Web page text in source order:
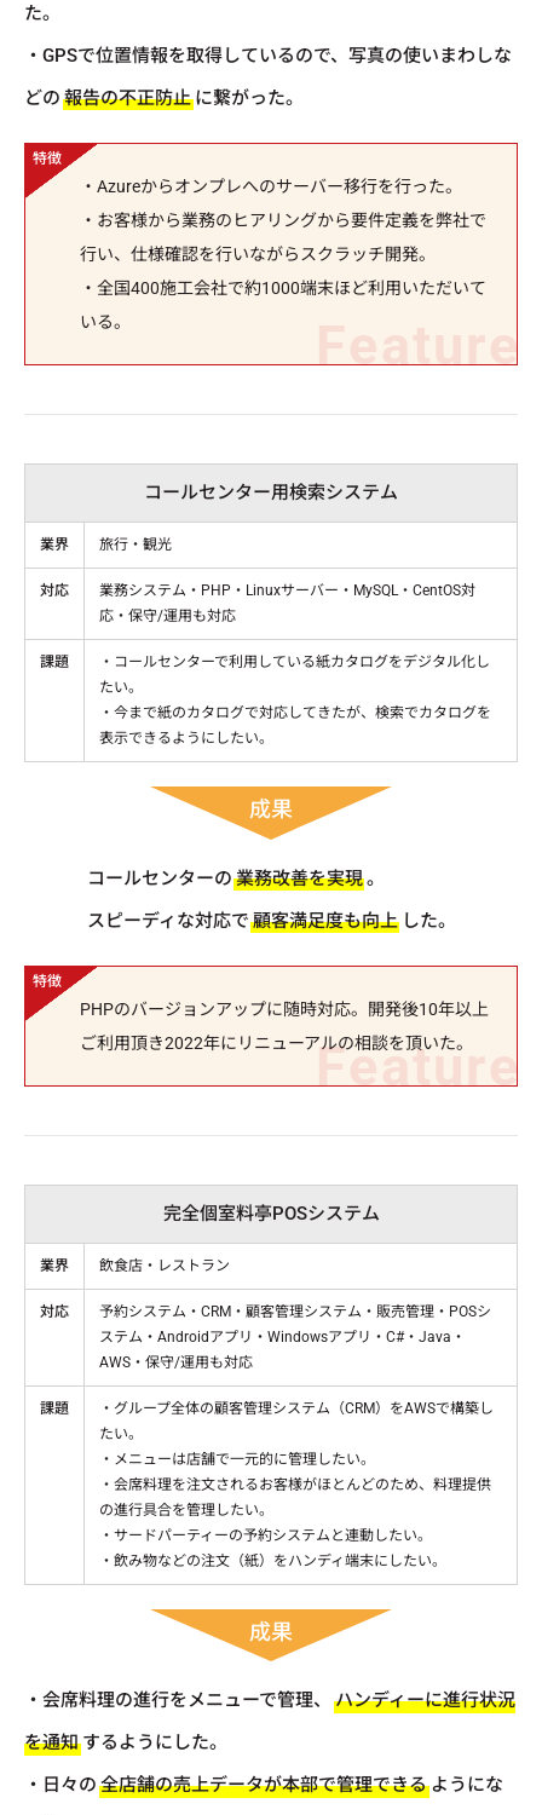
た。
・GPSで位置情報を取得しているので、写真の使いまわしな
どの 報告の不正防止 に繋がった。
・Azureからオンプレへのサーバー移行を行った。
・お客様から業務のヒアリングから要件定義を弊社で
行い、仕様確認を行いながらスクラッチ開発。
・全国400施工会社で約1000端末ほど利用いただいて
いる。
コールセンター用検索システム
業界 旅行・観光
対応
業務システム・PHP・Linuxサーバー・MySQL・CentOS対
応・保守/運用も対応
課題
・コールセンターで利用している紙カタログをデジタル化し
たい。
・今まで紙のカタログで対応してきたが、検索でカタログを
表示できるようにしたい。
成果
コールセンターの業務改善を実現。
スピーディな対応で顧客満足度も向上 した。
PHPのバージョンアップに随時対応。開発後10年以上
ご利用頂き2022年にリニューアルの相談を頂いた。
完全個室料亭POSシステム
業界 飲食店・レストラン
対応
予約システム・CRM・顧客管理システム・販売管理・POSシ
ステム・Androidアプリ・Windowsアプリ・C#・Java・
AWS・保守/運用も対応
課題
・グループ全体の顧客管理システム（CRM）をAWSで構築し
たい。
・メニューは店舗で一元的に管理したい。
・会席料理を注文されるお客様がほとんどのため、料理提供
の進行具合を管理したい。
・サードパーティーの予約システムと連動したい。
・飲み物などの注文（紙）をハンディ端末にしたい。
成果
・会席料理の進行をメニューで管理、
ハンディーに進行状況
を通知 するようにした。
・日々の 全店舗の売上データが本部で管理できる ようにな